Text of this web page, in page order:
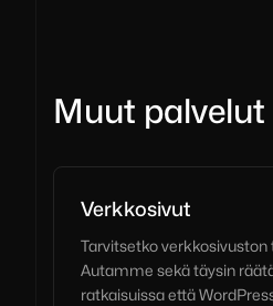
Muut palvelut
Verkkosivut
Tarvitsetko
Autamme sekä täysin
ratkaisuissa että